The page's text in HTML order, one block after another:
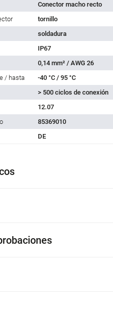
Conector macho recto
tornillo
soldadura
IP67
0,14 mm² / AWG 26
/ hasta
-40 °C / 95 °C
> 500 ciclos de conexión
12.07
85369010
DE